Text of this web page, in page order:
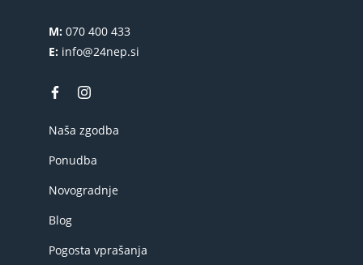
M: 070 400 433
E: info@24nep.si
Naša zgodba
Ponudba
Novogradnje
Blog
Pogosta vprašanja